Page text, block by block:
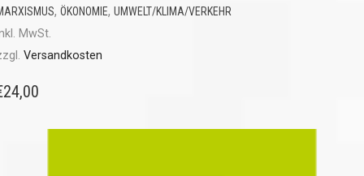
, ÖKONOMIE, UMWELT/KLIMA/VERKEHR
MwSt.
Versandkosten
24,00